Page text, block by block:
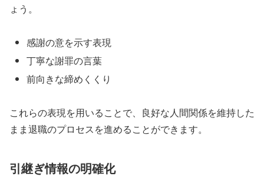
ょう。
感謝の意を示す表現
丁寧な謝罪の言葉
前向きな締めくくり
これらの表現を用いることで、良好な人間関係を維持した
まま退職のプロセスを進めることができます。
引継ぎ情報の明確化